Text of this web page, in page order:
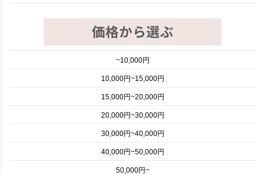
~10,000円
10,000円~15,000円
15,000円~20,000円
20,000円~30,000円
30,000円~40,000円
40,000円~50,000円
50,000円~